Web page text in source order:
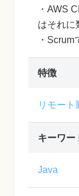
・AWS
はそれに
・Scrum
特徴
リモート
キーワー
Java